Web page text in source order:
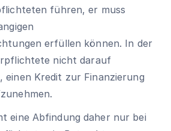
führen, er muss
erfüllen können. In der
nicht darauf
einen Kredit zur Finanzierung
eine Abfindung daher nur bei